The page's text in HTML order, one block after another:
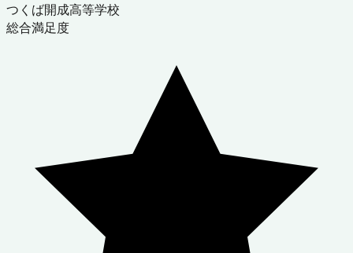
つくば開成高等学校
総合満足度